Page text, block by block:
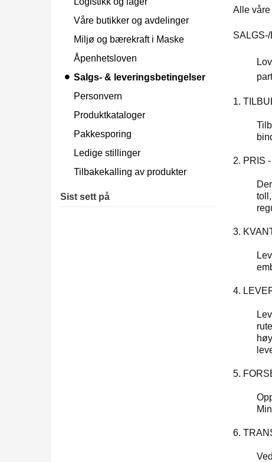
Våre butikker og avdelinger
Miljø og bærekraft i Maske
Åpenhetsloven
Salgs- & leveringsbetingelser
Personvern
Produktkataloger
Pakkesporing
Ledige stillinger
Tilbakekalling av produkter
Sist sett på
Alle
1.
2. PRIS
3.
4.
5.
6.